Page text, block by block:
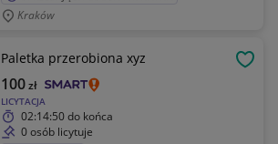
Kraków
Paletka przerobiona xyz
LICYTACJA
100zł
02:14:50do końca
0 osób licytuje